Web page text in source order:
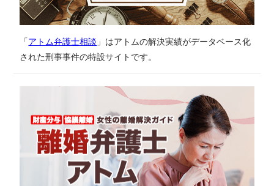
「 アトム弁護士相談 」はアトムの解決実績がデータベース化
された刑事事件の特設サイトです。